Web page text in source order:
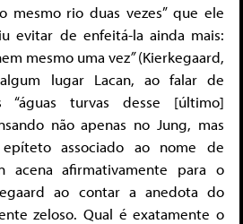
mesmo rio duas vezes” que ele
evitar de enfeitá-la ainda mais:
mesmo uma vez”(Kierkegaard,
lugar Lacan, ao falar de
“águas turvas desse [último]
não apenas no Jung, mas
associado ao nome de
acena afirmativamente para o
ao contar a anedota do
zeloso. Qual é exatamente o